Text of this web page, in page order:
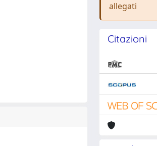
allegati
Citazioni